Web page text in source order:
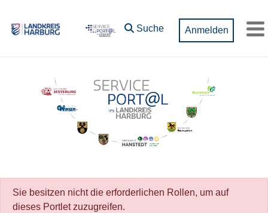
Suche Anmelden
Sie besitzen nicht die erforderlichen Rollen, um auf
dieses Portlet zuzugreifen.